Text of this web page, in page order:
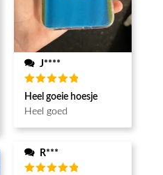
J****
Waardering
5uit 5
Heel goeie hoesje
Heel goed
R***